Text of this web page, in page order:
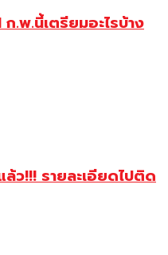
.พ.นี้เตรียมอะไรบ้าง
ว!!! รายละเอียดไปติด